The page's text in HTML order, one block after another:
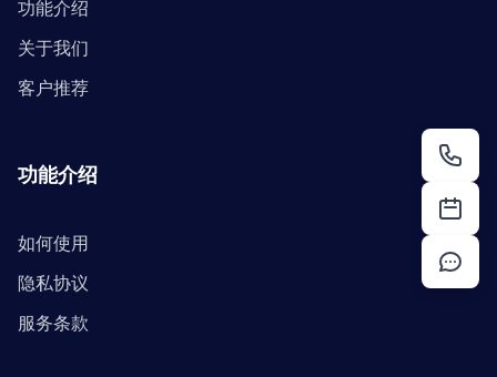
功能介绍
关于我们
客户推荐
功能介绍
如何使用
隐私协议
服务条款